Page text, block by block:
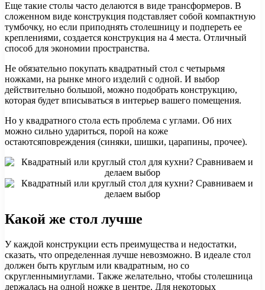
Еще такие столы часто делаются в виде трансформеров. В
сложенном виде конструкция подставляет собой компактную
тумбочку, но если приподнять столешницу и подпереть ее
креплениями, создается конструкция на 4 места. Отличный
способ для экономии пространства.
Не обязательно покупать квадратный стол с четырьмя
ножками, на рынке много изделий с одной. И выбор
действительно большой, можно подобрать конструкцию,
которая будет вписываться в интерьер вашего помещения.
Но у квадратного стола есть проблема с углами. Об них
можно сильно удариться, порой на коже
остаютсяповреждения (синяки, шишки, царапины, прочее).
Какой же стол лучше
У каждой конструкции есть преимущества и недостатки,
сказать, что определенная лучше невозможно. В идеале стол
должен быть круглым или квадратным, но со
скругленнымиуглами. Также желательно, чтобы столешница
держалась на одной ножке в центре. Для некоторых